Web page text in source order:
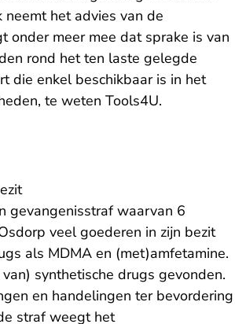
het advies van de
onder meer mee dat sprake is van
rond het ten laste gelegde
die enkel beschikbaar is in het
te weten Tools4U.
gevangenisstraf waarvan 6
veel goederen in zijn bezit
als MDMA en (met)amfetamine.
synthetische drugs gevonden.
en handelingen ter bevordering
straf weegt het